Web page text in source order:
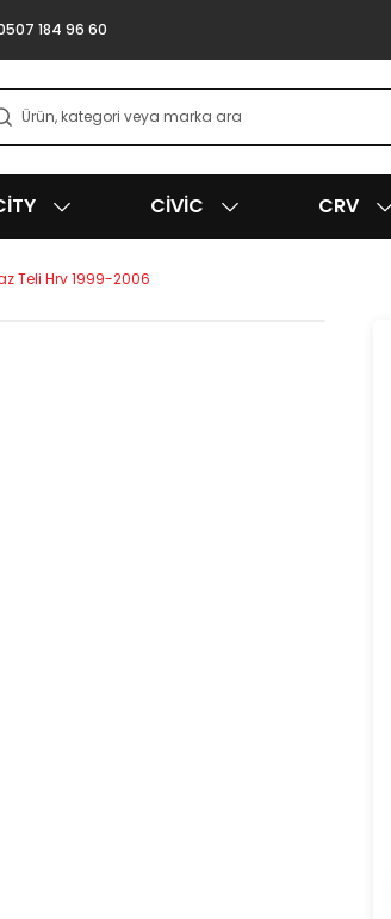
184 96 60
CIVIC CRV
Teli Hrv 1999-2006